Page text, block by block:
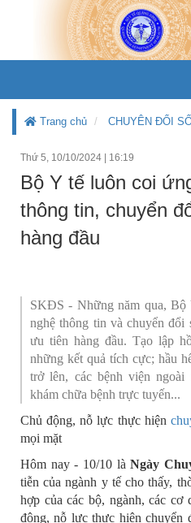
Trang chủ CHUYÊN ĐỔI
Thứ 5, 10/10/2024 16:19
Bộ Y tế luôn coi
thông tin, chuyển
hàng đầu
SKĐS - Những năm qua,
nghệ thông tin và chuyển đổi
ưu tiên hàng đầu. Tạo lập
những kết quả tích cực; hầu
trở lên, các bệnh viện
khám chữa bệnh trực tuyến...
Chủ động, nỗ lực thực hiện
mọi mặt
Hôm nay - 10/10 làNgày
tiễn của ngành y tế cho thấy,
hợp của các bộ, ngành, các
động, nỗ lực thực hiện chuyển